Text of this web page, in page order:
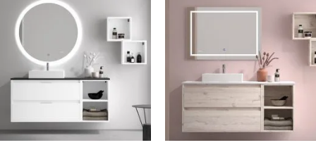
precios:
desde
220,00 €
hasta
440,00 €
de
precios:
220,00 €
hasta
440,00 €